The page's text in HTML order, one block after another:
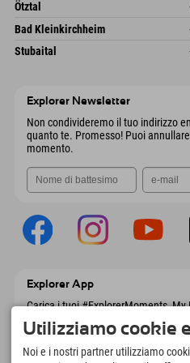
AustriaFreizeitpark 10
Austria
Ötztal
Gscheat 14
6441 Umhausen
Austria
Bad Kleinkirchheim
Dorfstraße 24
Stubaital
Explorer Newsletter
Non condivideremo il tuo indirizzo
quanto te. Promesso! Puoi
momento.
Explorer App
Carica i tuoi #ExplorerMoments, My
lista dei desideri, panoramica dei
molto altro. Scaricalo subito!
Utilizziamo cookie
Noi e i nostri partner utilizziamo